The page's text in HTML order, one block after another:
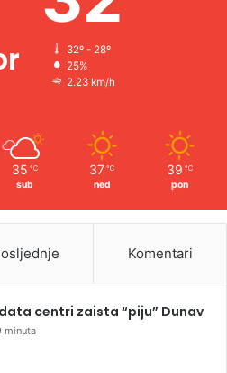
32º - 28º
25%
2.23 km/h
35 ℃
sub
37 ℃
ned
39 ℃
pon
Komentari
centri zaista “piju” Dunav
minuta